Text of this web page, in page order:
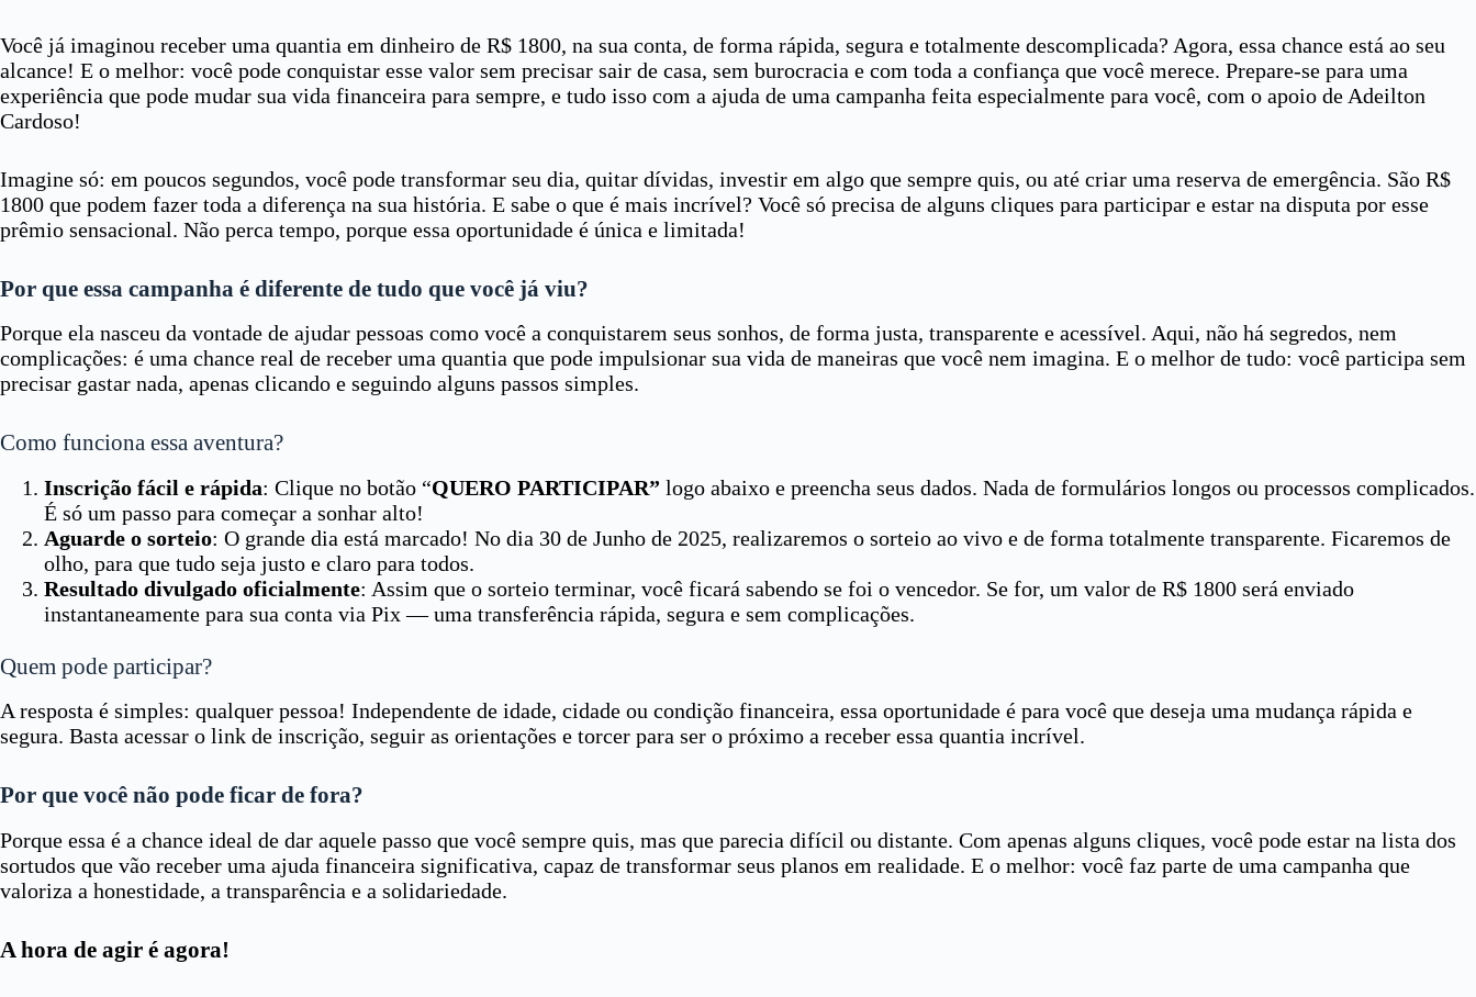
Você já imaginou receber uma quantia em dinheiro de R$ 1800, na sua conta, de forma rápida, segura e totalmente descomplicada? Agora, essa chance está ao seu
alcance! E o melhor: você pode conquistar esse valor sem precisar sair de casa, sem burocracia e com toda a confiança que você merece. Prepare-se para uma
experiência que pode mudar sua vida financeira para sempre, e tudo isso com a ajuda de uma campanha feita especialmente para você, com o apoio de Adeilton
Cardoso!
Imagine só: em poucos segundos, você pode transformar seu dia, quitar dívidas, investir em algo que sempre quis, ou até criar uma reserva de emergência. São R$
1800 que podem fazer toda a diferença na sua história. E sabe o que é mais incrível? Você só precisa de alguns cliques para participar e estar na disputa por esse
prêmio sensacional. Não perca tempo, porque essa oportunidade é única e limitada!
Por que essa campanha é diferente de tudo que você já viu?
Porque ela nasceu da vontade de ajudar pessoas como você a conquistarem seus sonhos, de forma justa, transparente e acessível. Aqui, não há segredos, nem
complicações: é uma chance real de receber uma quantia que pode impulsionar sua vida de maneiras que você nem imagina. E o melhor de tudo: você participa sem
precisar gastar nada, apenas clicando e seguindo alguns passos simples.
Como funciona essa aventura?
Inscrição fácil e rápida: Clique no botão “QUERO PARTICIPAR” logo abaixo e preencha seus dados. Nada de formulários longos ou processos complicados.
É só um passo para começar a sonhar alto!
Aguarde o sorteio: O grande dia está marcado! No dia 30 de Junho de 2025, realizaremos o sorteio ao vivo e de forma totalmente transparente. Ficaremos de
olho, para que tudo seja justo e claro para todos.
Resultado divulgado oficialmente: Assim que o sorteio terminar, você ficará sabendo se foi o vencedor. Se for, um valor de R$ 1800 será enviado
instantaneamente para sua conta via Pix — uma transferência rápida, segura e sem complicações.
Quem pode participar?
A resposta é simples: qualquer pessoa! Independente de idade, cidade ou condição financeira, essa oportunidade é para você que deseja uma mudança rápida e
segura. Basta acessar o link de inscrição, seguir as orientações e torcer para ser o próximo a receber essa quantia incrível.
Por que você não pode ficar de fora?
Porque essa é a chance ideal de dar aquele passo que você sempre quis, mas que parecia difícil ou distante. Com apenas alguns cliques, você pode estar na lista dos
sortudos que vão receber uma ajuda financeira significativa, capaz de transformar seus planos em realidade. E o melhor: você faz parte de uma campanha que
valoriza a honestidade, a transparência e a solidariedade.
A hora de agir é agora!